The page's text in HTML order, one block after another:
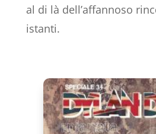
al di là dell’affannoso
istanti.